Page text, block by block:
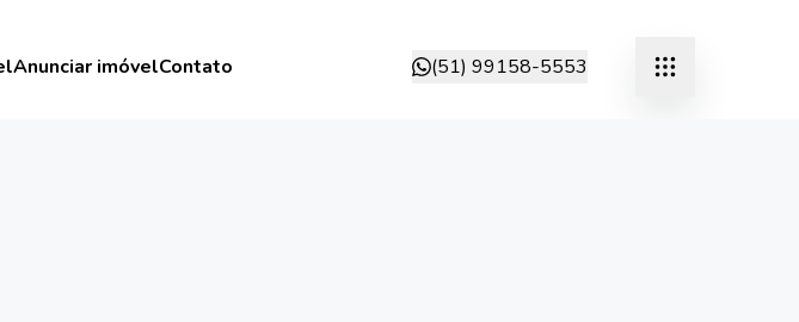
Anunciar imóvelContato (51) 99158-5553